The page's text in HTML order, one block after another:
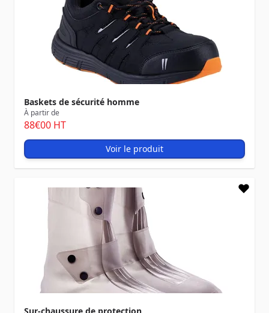
Baskets de sécurité homme
À partir de
88€00 HT
Voir le produit